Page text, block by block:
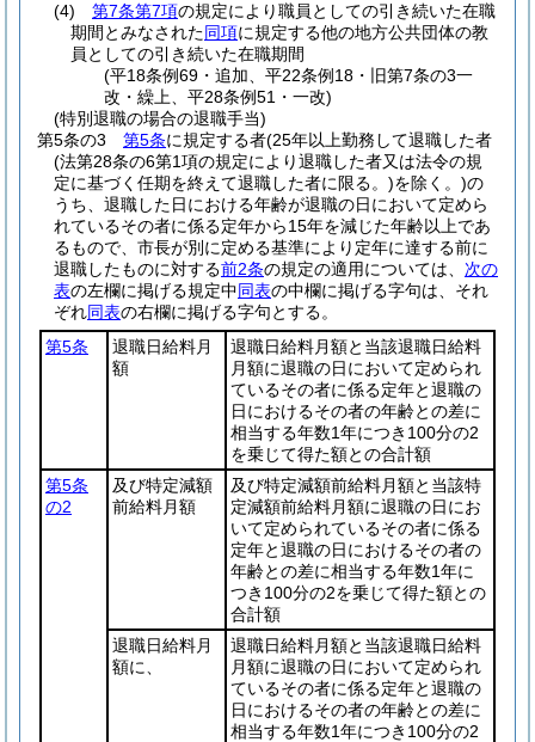
(4)
第7条第7項の規定により職員としての引き続いた在職
期間とみなされた同項に規定する他の地方公共団体の教
員としての引き続いた在職期間
(平18条例69・追加、平22条例18・旧第7条の3一
改・繰上、平28条例51・一改)
(特別退職の場合の退職手当)
第5条の3
第5条に規定する者(25年以上勤務して退職した者
(法第28条の6第1項の規定により退職した者又は法令の規
定に基づく任期を終えて退職した者に限る。)を除く。)の
うち、退職した日における年齢が退職の日において定めら
れているその者に係る定年から15年を減じた年齢以上であ
るもので、市長が別に定める基準により定年に達する前に
退職したものに対する前2条の規定の適用については、 次の
表の左欄に掲げる規定中同表の中欄に掲げる字句は、それ
ぞれ同表の右欄に掲げる字句とする。
第5条
退職日給料月
額
退職日給料月額と当該退職日給料
月額に退職の日において定められ
ているその者に係る定年と退職の
日におけるその者の年齢との差に
相当する年数1年につき100分の2
を乗じて得た額との合計額
第5条
の2
及び特定減額
前給料月額
及び特定減額前給料月額と当該特
定減額前給料月額に退職の日にお
いて定められているその者に係る
定年と退職の日におけるその者の
年齢との差に相当する年数1年に
つき100分の2を乗じて得た額との
合計額
退職日給料月
額に、
退職日給料月額と当該退職日給料
月額に退職の日において定められ
ているその者に係る定年と退職の
日におけるその者の年齢との差に
相当する年数1年につき100分の2